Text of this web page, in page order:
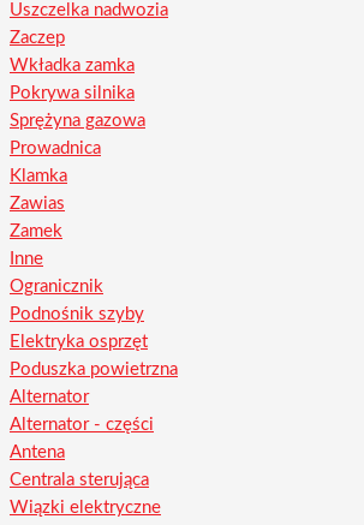
Uszczelka nadwozia
Zaczep
Wkładka zamka
Pokrywa silnika
Sprężyna gazowa
Prowadnica
Klamka
Zawias
Zamek
Inne
Ogranicznik
Podnośnik szyby
Elektryka osprzęt
Poduszka powietrzna
Alternator
Alternator - części
Antena
Centrala sterująca
Wiązki elektryczne